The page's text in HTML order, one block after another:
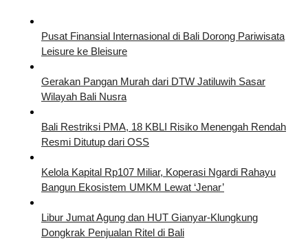
Pusat Finansial Internasional di Bali Dorong Pariwisata
Leisure ke Bleisure
Gerakan Pangan Murah dari DTW Jatiluwih Sasar
Wilayah Bali Nusra
Bali Restriksi PMA, 18 KBLI Risiko Menengah Rendah
Resmi Ditutup dari OSS
Kelola Kapital Rp107 Miliar, Koperasi Ngardi Rahayu
Bangun Ekosistem UMKM Lewat ‘Jenar’
Libur Jumat Agung dan HUT Gianyar-Klungkung
Dongkrak Penjualan Ritel di Bali